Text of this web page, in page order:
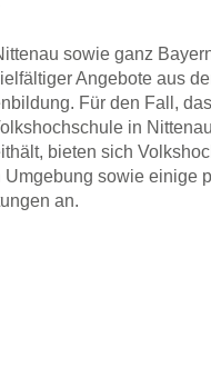
sowie ganz
Angebote aus
Für den Fall,
in
bieten sich
Umgebung sowie einige
an.